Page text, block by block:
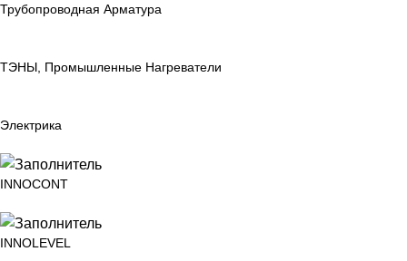
Трубопроводная Арматура
ТЭНЫ, Промышленные Нагреватели
Электрика
INNOCONT
INNOLEVEL